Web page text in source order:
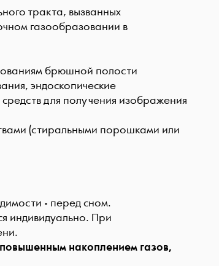
тракта, вызванных
газообразовании в
брюшной полости
эндоскопические
для получения изображения
(стиральными порошками или
- перед сном.
индивидуально. При
накоплением газов,